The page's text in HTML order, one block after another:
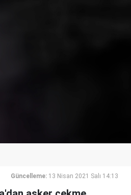
Güncelleme: 13 Nisan 2021 Salı 14:13